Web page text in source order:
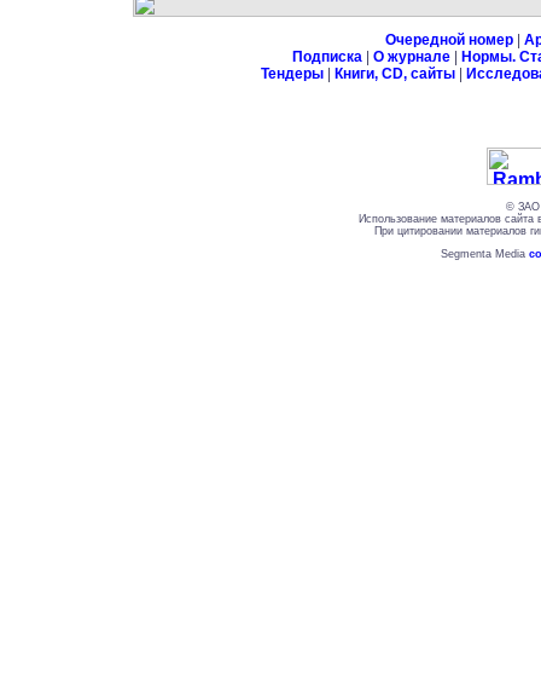
Очередной номер
Подписка| О журнале|
Нормы.
Тендеры
Книги, CD, сайты
© ЗАО
Использование материалов
При цитировании материалов
Segmenta Media